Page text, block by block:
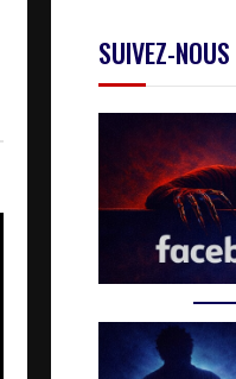
SUIVEZ-NOUS